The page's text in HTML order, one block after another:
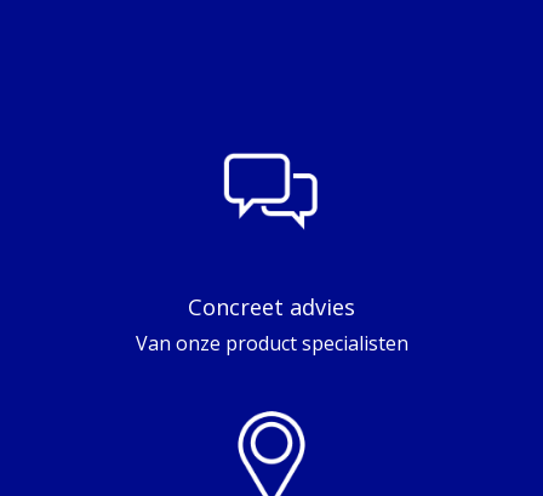
Concreet advies
Van onze product specialisten